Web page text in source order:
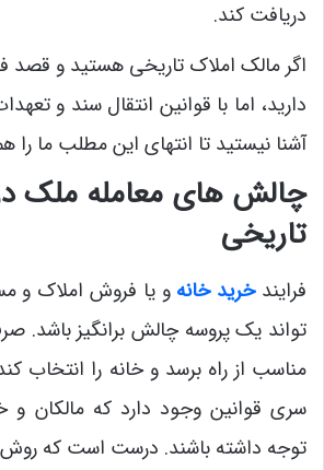
دریافت کند.
اگر مالک املاک تاریخی هستید و قصد
دارید، اما با قوانین انتقال سند و
آشنا نیستید تا انتهای این مطلب ما را
چالش های معامله ملک
تاریخی
فرایندخرید خانه و یا فروش املاک و
‌تواند یک پروسه چالش برانگیز باشد.
مناسب از راه برسد و خانه را انتخاب
سری قوانین وجود دارد که مالکان و
توجه داشته باشند. درست است که